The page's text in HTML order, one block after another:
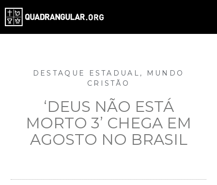
DESTAQUE ESTADUAL ,
MUNDO
CRISTÃO
‘DEUS NÃO ESTÁ
MORTO 3’ CHEGA EM
AGOSTO NO BRASIL